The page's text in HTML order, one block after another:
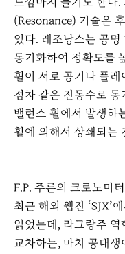
(Resonance) 기술은
있다. 레조낭스는 공
동기화하여 정확도를
휠이 서로 공기나 플
점차 같은 진동수로
밸런스 휠에서 발생하
휠에 의해서 상쇄되는
F.P. 주른의 크로노미
최근 해외 웹진 ‘SJX’
읽었는데, 라그랑주 역
교차하는, 마치 공대